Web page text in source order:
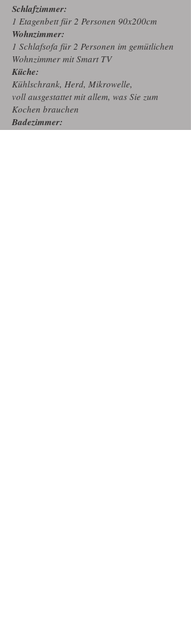
Schlafzimmer:
1 Etagenbett für 2 Personen 90x200cm
Wohnzimmer:
1 Schlafsofa für 2 Personen im gemütlichen
Wohnzimmer mit Smart TV
Küche:
Kühlschrank, Herd, Mikrowelle,
voll ausgestattet mit allem, was Sie zum
Kochen brauchen
Badezimmer: